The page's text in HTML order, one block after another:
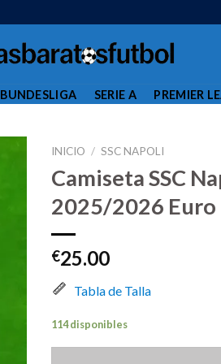
BUNDESLIGA SERIE A PREMIER
INICIO / SSC NAPOLI
Camiseta SSC
2025/2026 Euro
€25.00
Tabla de Talla
114 disponibles